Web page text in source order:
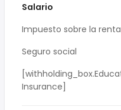
Salario
Impuesto sobre la renta
Seguro social
Insurance]